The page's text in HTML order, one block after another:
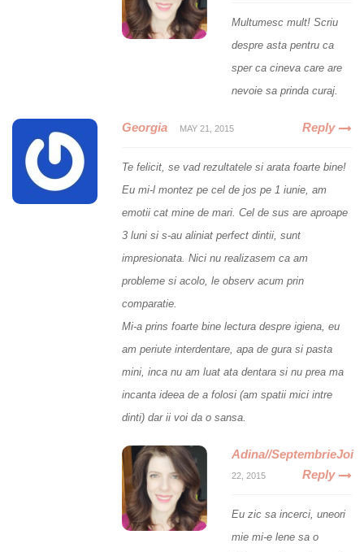
Multumesc mult! Scriu
despre asta pentru ca
sper ca cineva care are
nevoie sa prinda curaj.
Georgia MAY 21, 2015 Reply
Te felicit, se vad rezultatele si arata foarte bine!
Eu mi-l montez pe cel de jos pe 1 iunie, am
emotii cat mine de mari. Cel de sus are aproape
3 luni si s-au aliniat perfect dintii, sunt
impresionata. Nici nu realizasem ca am
probleme si acolo, le observ acum prin
comparatie.
Mi-a prins foarte bine lectura despre igiena, eu
am periute interdentare, apa de gura si pasta
mini, inca nu am luat ata dentara si nu prea ma
incanta ideea de a folosi (am spatii mici intre
dinti) dar ii voi da o sansa.
Adina//SeptembrieJoi
22, 2015 Reply
Eu zic sa incerci, uneori
mie mi-e lene sa o